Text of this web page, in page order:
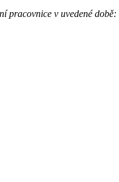
pracovnice v uvedené době: